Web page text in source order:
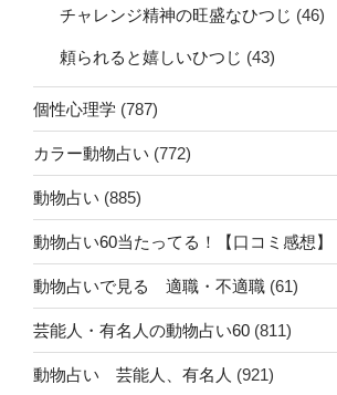
チャレンジ精神の旺盛なひつじ (46)
頼られると嬉しいひつじ (43)
個性心理学 (787)
カラー動物占い (772)
動物占い (885)
動物占い60当たってる！【口コミ感想】
動物占いで見る 適職・不適職 (61)
芸能人・有名人の動物占い60 (811)
動物占い 芸能人、有名人 (921)